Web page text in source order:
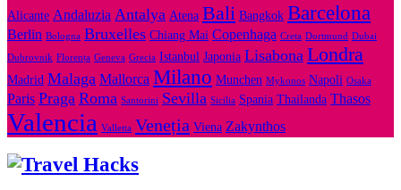
Alicante Andaluzia Antalya Atena Bali Bangkok Barcelona
Berlin Bologna Bruxelles Chiang Mai Copenhaga Creta Dortmund Dubai
Dubrovnik Florența Geneva Grecia Istanbul Japonia Lisabona Londra
Madrid Malaga Mallorca Milano Munchen Mykonos Napoli Osaka
Paris Praga Roma Santorini Sevilla Sicilia Spania Thailanda Thasos
Valencia Valletta Veneția Viena Zakynthos